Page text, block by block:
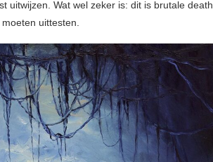
uitwijzen. Wat wel zeker is: dit is brutale death
uittesten.